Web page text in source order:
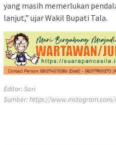
yang masih memerlukan
lanjut,” ujar Wakil Bupati Tala.
Editor: Sari
Sumber:https://